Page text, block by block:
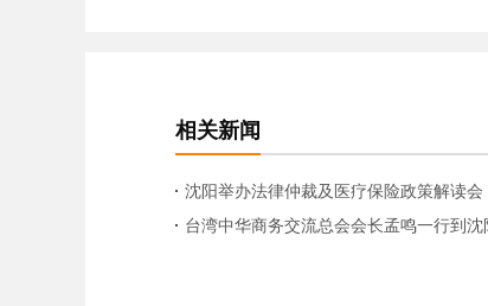
相关新闻
沈阳举办法律仲裁及医疗保险政策解读会
台企发展
台湾中华商务交流总会会长孟鸣一行到沈